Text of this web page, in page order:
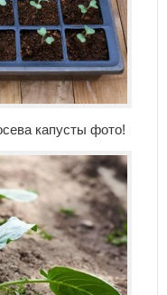
капусты фото!